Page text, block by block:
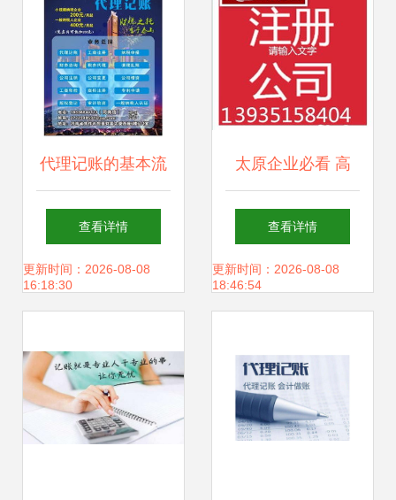
代理记账的基本流
程详解
查看详情
更新时间：2026-08-08
16:18:30
太原企业必看 高
效、省心的代理记
账与公司注册服务
查看详情
更新时间：2026-08-08
18:46:54